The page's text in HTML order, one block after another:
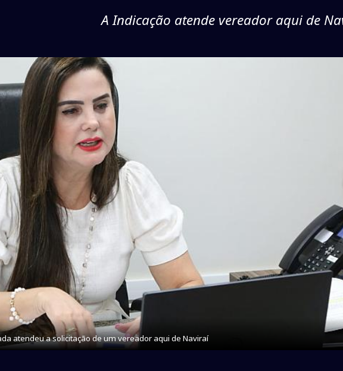
A Indicação atende vereador aqui de
atendeu a solicitação de um vereador aqui de Naviraí